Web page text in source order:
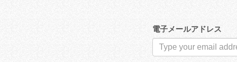
電子メールアドレス